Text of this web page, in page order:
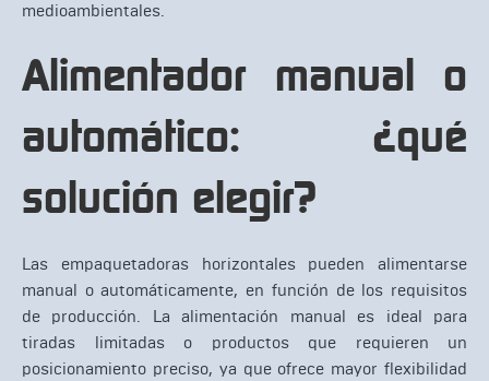
medioambientales.
Alimentador manual o
automático: ¿qué
solución elegir?
Las empaquetadoras horizontales pueden alimentarse
manual o automáticamente, en función de los requisitos
de producción. La alimentación manual es ideal para
tiradas limitadas o productos que requieren un
posicionamiento preciso, ya que ofrece mayor flexibilidad